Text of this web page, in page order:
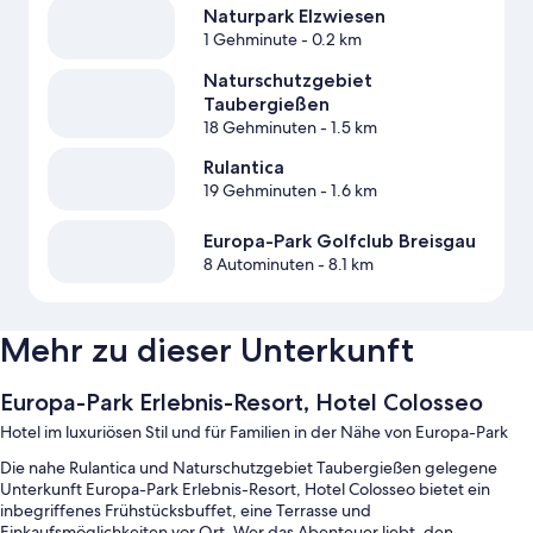
Naturpark Elzwiesen
1 Gehminute- 0.2 km
Naturschutzgebiet
Taubergießen
18 Gehminuten- 1.5 km
Rulantica
19 Gehminuten- 1.6 km
Europa-Park Golfclub Breisgau
8 Autominuten- 8.1 km
Mehr zu dieser Unterkunft
Europa-Park Erlebnis-Resort, Hotel Colosseo
Hotel im luxuriösen Stil und für Familien in der Nähe von Europa-Park
Die nahe Rulantica und Naturschutzgebiet Taubergießen gelegene
Unterkunft Europa-Park Erlebnis-Resort, Hotel Colosseo bietet ein
inbegriffenes Frühstücksbuffet, eine Terrasse und